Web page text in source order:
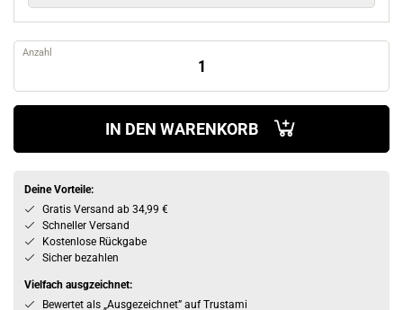
Anzahl
IN DEN WARENKORB
Deine Vorteile:
Gratis Versand ab 34,99 €
Schneller Versand
Kostenlose Rückgabe
Sicher bezahlen
Vielfach ausgzeichnet:
Bewertet als „Ausgezeichnet” auf Trustami